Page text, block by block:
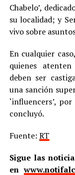
Chabelo’,
su localidad; y
vivo sobre
En cualquier
quienes
deben ser
una sanción
‘influencers’,
concluyó.
Fuente: RT
Sigue las
en